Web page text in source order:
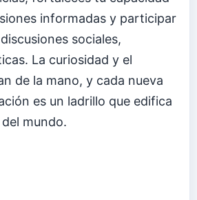
informadas y participar
sociales,
La curiosidad y el
de la mano, y cada nueva
es un ladrillo que edifica
mundo.